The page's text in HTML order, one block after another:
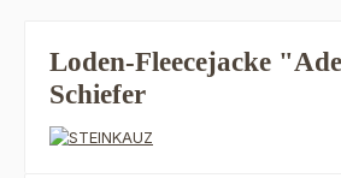
Loden-Fleecejacke
Schiefer